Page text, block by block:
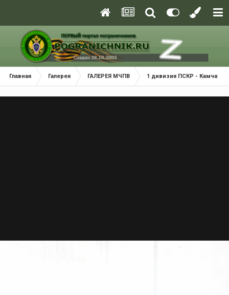
Главная Галерея ГАЛЕРЕЯ МЧПВ 1 дивизия ПСКР - Камчатка